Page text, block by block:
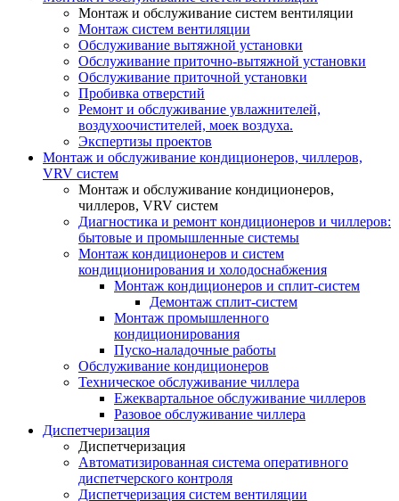
Монтаж и обслуживание систем вентиляции
Монтаж систем вентиляции
Обслуживание вытяжной установки
Обслуживание приточно-вытяжной установки
Обслуживание приточной установки
Пробивка отверстий
Ремонт и обслуживание увлажнителей,
воздухоочистителей, моек воздуха.
Экспертизы проектов
Монтаж и обслуживание кондиционеров, чиллеров,
VRV систем
Монтаж и обслуживание кондиционеров,
чиллеров, VRV систем
Диагностика и ремонт кондиционеров и чиллеров:
бытовые и промышленные системы
Монтаж кондиционеров и систем
кондиционирования и холодоснабжения
Монтаж кондиционеров и сплит-систем
Демонтаж сплит-систем
Монтаж промышленного
кондиционирования
Пуско-наладочные работы
Обслуживание кондиционеров
Техническое обслуживание чиллера
Ежеквартальное обслуживание чиллеров
Разовое обслуживание чиллера
Диспетчеризация
Диспетчеризация
Автоматизированная система оперативного
диспетчерского контроля
Диспетчеризация систем вентиляции